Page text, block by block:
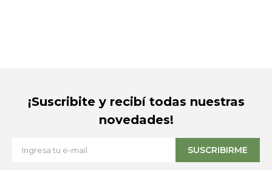
¡Suscribite y recibí todas nuestras
novedades!
SUSCRIBIRME